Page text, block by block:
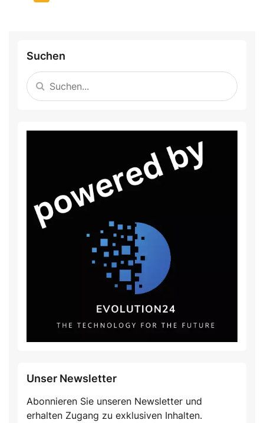
Suchen
Unser Newsletter
Abonnieren Sie unseren Newsletter und
erhalten Zugang zu exklusiven Inhalten.